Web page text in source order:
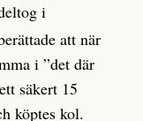
i
att när
i ”det där
säkert 15
köptes kol.